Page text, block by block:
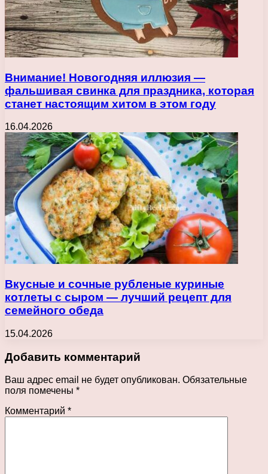
Внимание! Новогодняя иллюзия —
фальшивая свинка для праздника, которая
станет настоящим хитом в этом году
16.04.2026
Вкусные и сочные рубленые куриные
котлеты с сыром — лучший рецепт для
семейного обеда
15.04.2026
Добавить комментарий
Ваш адрес email не будет опубликован. Обязательные
поля помечены *
Комментарий *